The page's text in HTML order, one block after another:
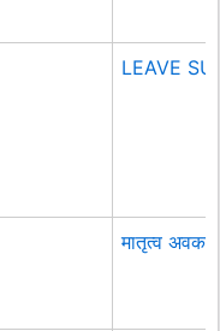
LEAVE
मातृत्व